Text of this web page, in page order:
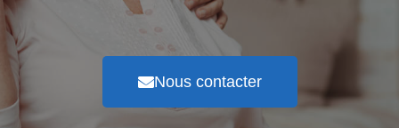
Nous contacter